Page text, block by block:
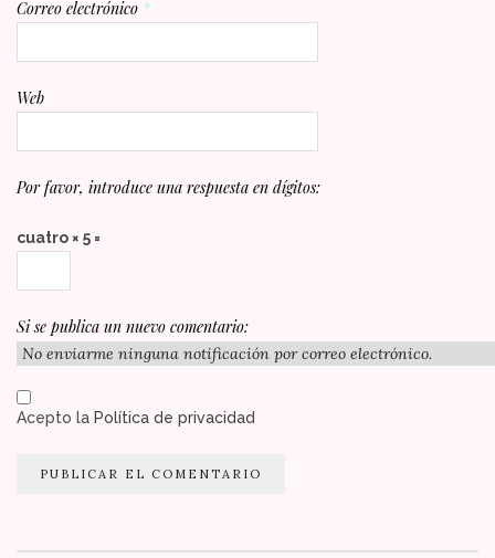
Correo electrónico *
Web
Por favor, introduce una respuesta en dígitos:
cuatro × 5 =
Si se publica un nuevo comentario:
Acepto la Política de privacidad